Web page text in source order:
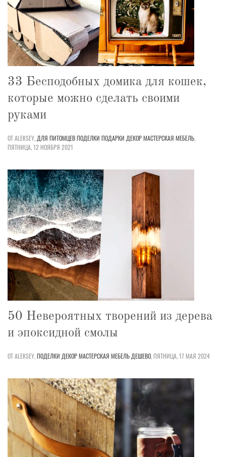
33 Бесподобных домика для кошек,
которые можно сделать своими
руками
ОТ ALEKSEY, ДЛЯ ПИТОМЦЕВПОДЕЛКИ ПОДАРКИ ДЕКОРМАСТЕРСКАЯ МЕБЕЛЬ,
ПЯТНИЦА, 12 НОЯБРЯ 2021
50 Невероятных творений из дерева
и эпоксидной смолы
ОТ ALEKSEY,ПОДЕЛКИ ДЕКОРМАСТЕРСКАЯ МЕБЕЛЬ ДЕШЕВО,ПЯТНИЦА, 17 МАЯ 2024